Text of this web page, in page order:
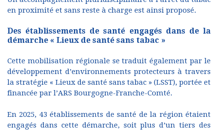
en proximité et sans reste à charge est ainsi proposé.
Des établissements de santé engagés dans de la
démarche « Lieux de santé sans tabac »
Cette mobilisation régionale se traduit également par le
développement d’environnements protecteurs à travers
la stratégie « Lieux de santé sans tabac » (LSST), portée et
financée par l’ARS Bourgogne-Franche-Comté.
En 2025, 43 établissements de santé de la région étaient
engagés dans cette démarche, soit plus d’un tiers des